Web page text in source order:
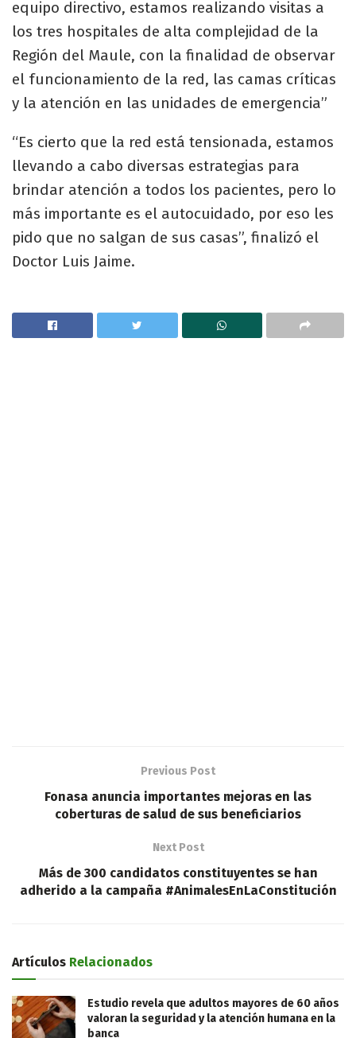
equipo directivo, estamos realizando visitas a
los tres hospitales de alta complejidad de la
Región del Maule, con la finalidad de observar
el funcionamiento de la red, las camas críticas
y la atención en las unidades de emergencia”
“Es cierto que la red está tensionada, estamos
llevando a cabo diversas estrategias para
brindar atención a todos los pacientes, pero lo
más importante es el autocuidado, por eso les
pido que no salgan de sus casas”, finalizó el
Doctor Luis Jaime.
Previous Post
Fonasa anuncia importantes mejoras en las
coberturas de salud de sus beneficiarios
Next Post
Más de 300 candidatos constituyentes se han
adherido a la campaña #AnimalesEnLaConstitución
Artículos Relacionados
Estudio revela que adultos mayores de 60 años
valoran la seguridad y la atención humana en la
banca